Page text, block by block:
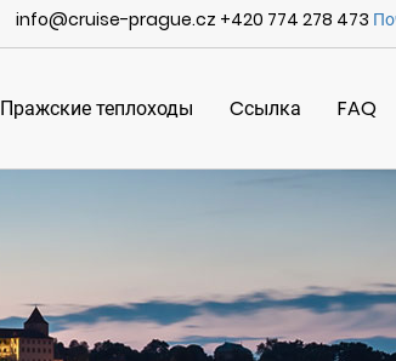
info@cruise-prague.cz +420 774 278 473
Пражские теплоходы Cсылка FAQ